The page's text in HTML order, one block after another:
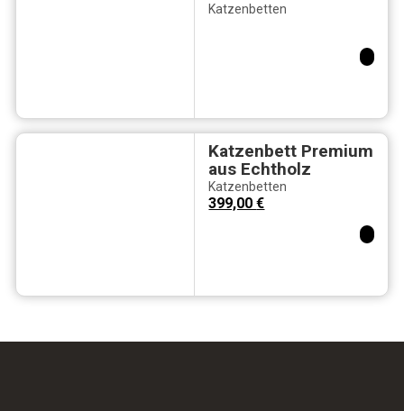
Katzen oval LICA
Katzenbetten
Katzenbett Premium
aus Echtholz
Katzenbetten
399,00€